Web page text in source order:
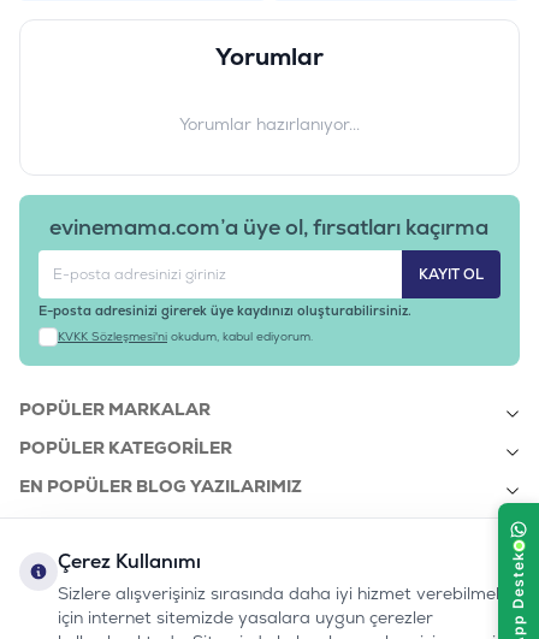
Yorumlar
Yorumlar hazırlanıyor...
evinemama.com’a üye ol, fırsatları kaçırma
KAYIT OL
E-posta adresinizi girerek üye kaydınızı oluşturabilirsiniz.
KVKK Sözleşmesi'ni okudum, kabul ediyorum.
POPÜLER MARKALAR
POPÜLER KATEGORILER
EN POPÜLER BLOG YAZILARIMIZ
KURUMSAL
Çerez Kullanımı
Sizlere alışverişiniz sırasında daha iyi hizmet verebilmek
için internet sitemizde yasalara uygun çerezler